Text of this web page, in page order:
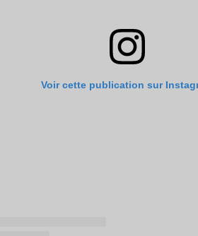
Voir cette publication sur